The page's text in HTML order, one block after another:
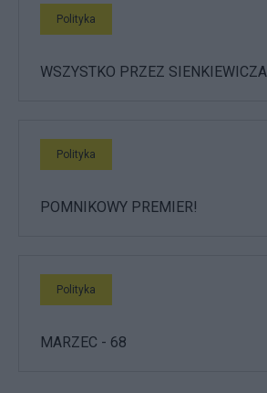
Polityka
WSZYSTKO PRZEZ SIENKIEWICZA
Polityka
POMNIKOWY PREMIER!
Polityka
MARZEC - 68